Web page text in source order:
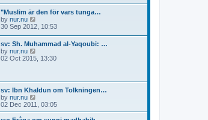
o
s
a
t
s
t
p
s
h
e
l
a
t
s
o
s
t
"Muslim är den för vars tunga…
by nur.nu
i
t
h
e
t
e
t
p
30 Sep 2012, 10:53
sv: Sh. Muhammad al-Yaqoubi: …
by nur.nu
i
h
e
a
t
02 Oct 2015, 13:30
sv: Ibn Khaldun om Tolkningen…
by nur.nu
e
w
02 Dec 2011, 03:05